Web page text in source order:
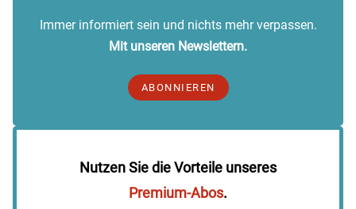
Immer informiert sein und nichts mehr verpassen.
Mit unseren Newslettern.
ABONNIEREN
Nutzen Sie die Vorteile unseres
Premium-Abos.